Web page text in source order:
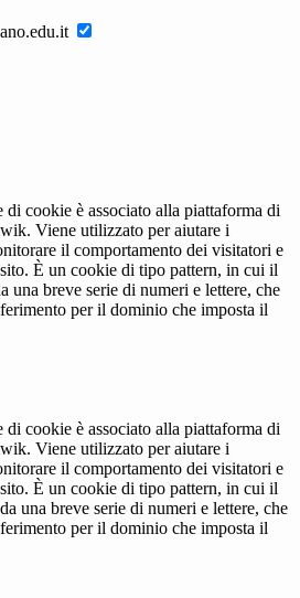
di cookie è associato alla piattaforma di
Viene utilizzato per aiutare i
il comportamento dei visitatori e
È un cookie di tipo pattern, in cui il
una breve serie di numeri e lettere, che
per il dominio che imposta il
di cookie è associato alla piattaforma di
Viene utilizzato per aiutare i
il comportamento dei visitatori e
È un cookie di tipo pattern, in cui il
una breve serie di numeri e lettere, che
per il dominio che imposta il